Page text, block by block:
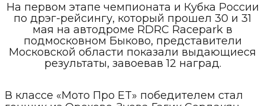
На первом этапе чемпионата и Кубка России
по дрэг-рейсингу, который прошел 30 и 31
мая на автодроме RDRC Racepark в
подмосковном Быково, представители
Московской области показали выдающиеся
результаты, завоевав 12 наград.
В классе «Мото Про ET» победителем стал